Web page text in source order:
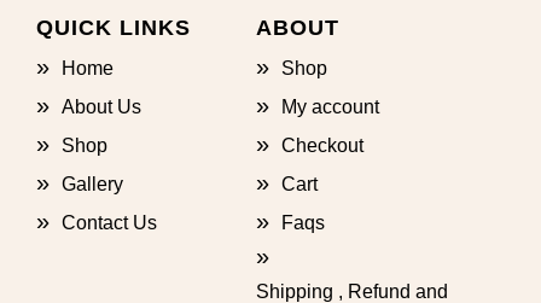
QUICK LINKS
Home
About Us
Shop
Gallery
Contact Us
ABOUT
Shop
My account
Checkout
Cart
Faqs
Shipping , Refund and